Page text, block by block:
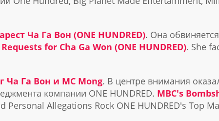
Ча Га Вон (ONE HUNDRED). Она
for Cha Ga Won (ONE HUNDRED). She
Ча Га Вон и MC Mong. В центре внимания
компании ONE HUNDRED. MBC's
Personal Allegations Rock ONE HUNDRED's Top